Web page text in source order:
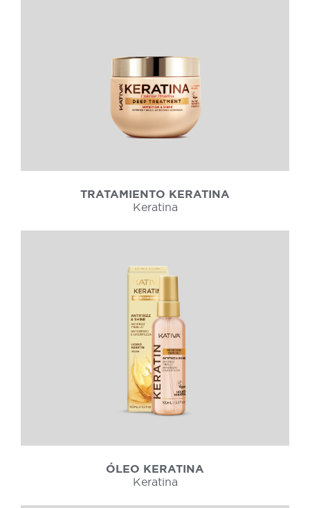
TRATAMIENTO KERATINA
Keratina
ÓLEO KERATINA
Keratina